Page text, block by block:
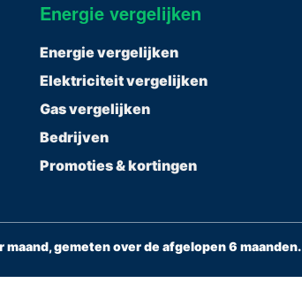
Energie vergelijken
Energie vergelijken
Elektriciteit vergelijken
Gas vergelijken
Bedrijven
Promoties & kortingen
gemeten over de afgelopen 6 maanden.